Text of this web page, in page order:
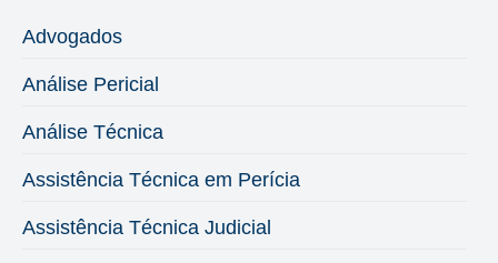
Advogados
Análise Pericial
Análise Técnica
Assistência Técnica em Perícia
Assistência Técnica Judicial